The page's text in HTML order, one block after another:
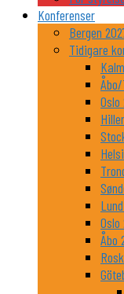
Konferenser
Bergen
Tidigare
Oslo
Åbo